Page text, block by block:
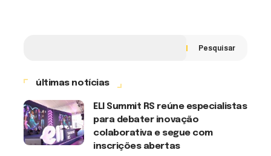
Pesquisar
últimas notícias
ELI Summit RS reúne especialistas
para debater inovação
colaborativa e segue com
inscrições abertas